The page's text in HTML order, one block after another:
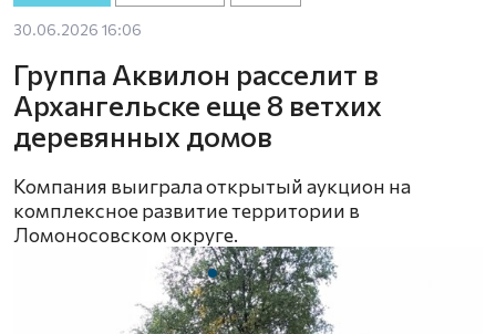
30.06.2026 16:06
Группа Аквилон расселит в
Архангельске еще 8 ветхих
деревянных домов
Компания выиграла открытый аукцион на
комплексное развитие территории в
Ломоносовском округе.